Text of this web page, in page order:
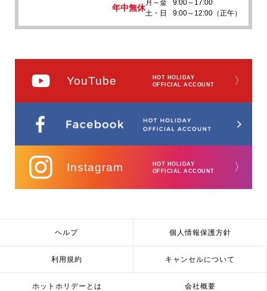
年中無休
月～金
9:00～17:00
土・日
9:00～12:00（正午）
YouTube
HOT HOLIDAY
OFFICIAL ACCOUNT
〉
Instagram
HOT HOLIDAY
OFFICIAL ACCOUNT
〉
ヘルプ 個人情報保護方針
利用規約 キャンセルについて
ホットホリデーとは 会社概要